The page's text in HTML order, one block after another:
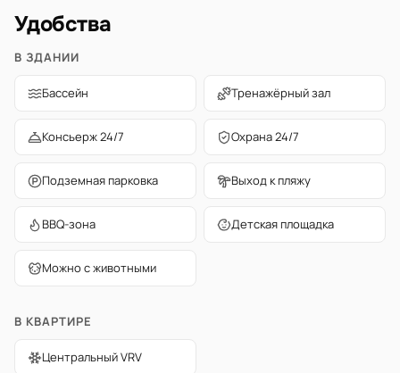
Удобства
В ЗДАНИИ
Бассейн Тренажёрный зал
Консьерж 24/7 Охрана 24/7
Подземная парковка Выход к пляжу
BBQ-зона Детская площадка
Можно с животными
В КВАРТИРЕ
Центральный VRV